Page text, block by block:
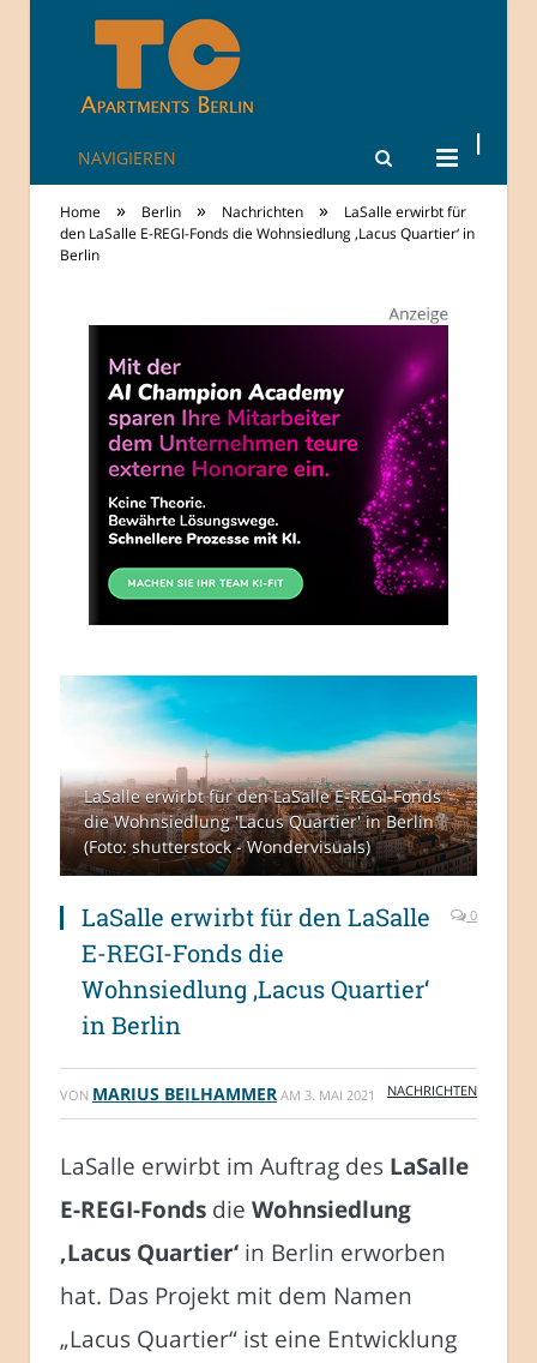
TheCity: Living
Apartments in
NAVIGIEREN
Home » Berlin » Nachrichten »
LaSalle erwirbt für
den LaSalle E-REGI-Fonds die Wohnsiedlung ‚Lacus Quartier‘ in
Berlin
LaSalle erwirbt für den LaSalle E-REGI-Fonds
die Wohnsiedlung 'Lacus Quartier' in Berlin
(Foto: shutterstock - Wondervisuals)
LaSalle erwirbt für den LaSalle
E-REGI-Fonds die
Wohnsiedlung ‚Lacus Quartier‘
in Berlin
0
VON MARIUS BEILHAMMER AM 3. MAI 2021 NACHRICHTEN
LaSalle erwirbt im Auftrag des LaSalle
E-REGI-Fonds die Wohnsiedlung
‚Lacus Quartier‘ in Berlin erworben
hat. Das Projekt mit dem Namen
„Lacus Quartier“ ist eine Entwicklung